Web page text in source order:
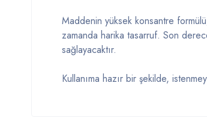
Maddenin yüksek konsantre
zamanda harika tasarruf. Son
sağlayacaktır.
Kullanıma hazır bir şekilde,